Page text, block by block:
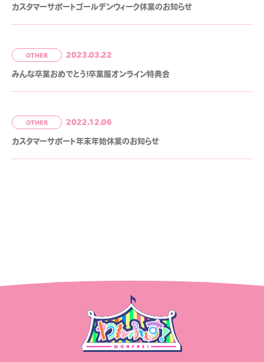
カスタマーサポートゴールデンウィーク休業のお知らせ
OTHER 2023.03.22
みんな卒業おめでとう！卒業服オンライン特典会
OTHER 2022.12.06
カスタマーサポート年末年始休業のお知らせ